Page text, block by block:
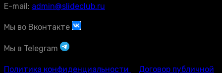
E-mail: admin@slideclub.ru
Мы во Вконтакте
Мы в Telegram
Политика конфиденциальности
Договор публичной